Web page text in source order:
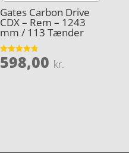
Gates Carbon Drive
CDX – Rem – 1243
mm / 113 Tænder
Vurderet
4.8
598,00 kr.